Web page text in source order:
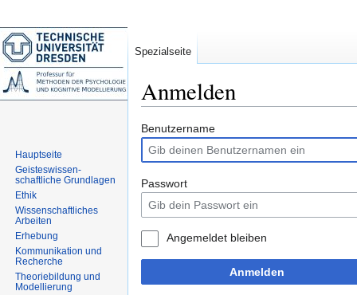
Anmelden
Zur
Navigation
springen
Zur
Suche
springen
Benutzername
Passwort
Angemeldet bleiben
Anmelden
Spezialseite
Hauptseite
Geisteswissen-
schaftliche Grundlagen
Ethik
Wissenschaftliches
Arbeiten
Erhebung
Kommunikation und
Recherche
Theoriebildung und
Modellierung